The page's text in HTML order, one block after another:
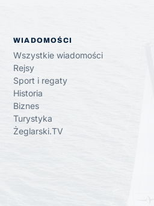
WIADOMOŚCI
Wszystkie wiadomości
Rejsy
Sport i regaty
Historia
Biznes
Turystyka
Żeglarski.TV